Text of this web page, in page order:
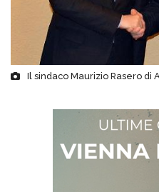
Il sindaco Maurizio Rasero di